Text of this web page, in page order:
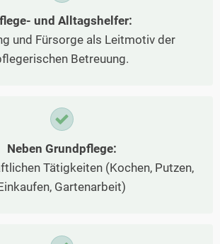
und Alltagshelfer:
und Fürsorge als Leitmotiv der
Betreuung.
Neben Grundpflege:
Tätigkeiten (Kochen, Putzen,
Gartenarbeit)